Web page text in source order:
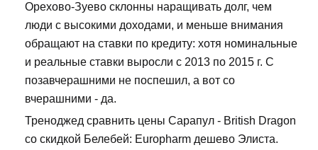
Орехово-Зуево склонны наращивать долг, чем
люди с высокими доходами, и меньше внимания
обращают на ставки по кредиту: хотя номинальные
и реальные ставки выросли с 2013 по 2015 г. С
позавчерашними не поспешил, а вот со
вчерашними - да.
Треноджед сравнить цены Сарапул - British Dragon
со скидкой Белебей: Europharm дешево Элиста.